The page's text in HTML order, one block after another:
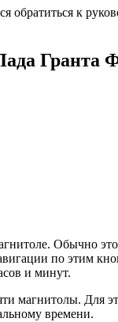
к
Гранта
Обычно
по этим
и минут.
магнитолы. Для
времени.